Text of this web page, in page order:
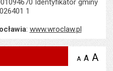
Identyfikator gminy
026401 1
: www.wroclaw.pl
A zmniejsz
A A